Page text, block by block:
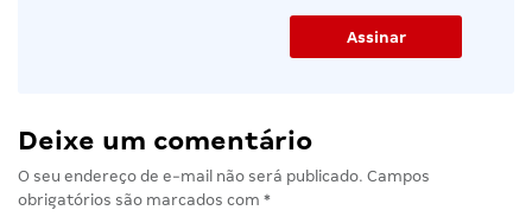
Deixe um comentário
O seu endereço de e-mail não será publicado. Campos
obrigatórios são marcados com *